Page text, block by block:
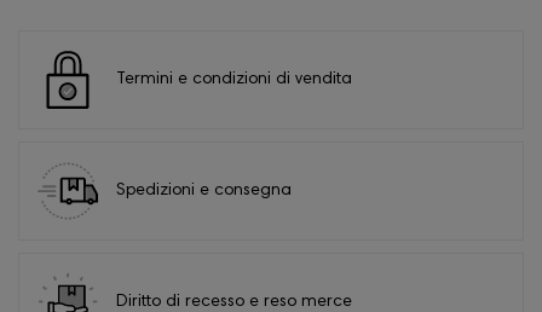
Termini e condizioni di vendita
Spedizioni e consegna
Diritto di recesso e reso merce